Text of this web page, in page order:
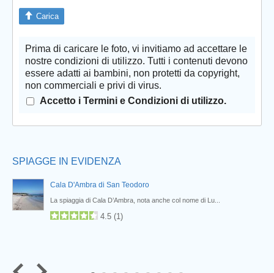
Carica
Prima di caricare le foto, vi invitiamo ad accettare le
nostre condizioni di utilizzo. Tutti i contenuti devono
essere adatti ai bambini, non protetti da copyright,
non commerciali e privi di virus.
Accetto i Termini e Condizioni di utilizzo.
SPIAGGE IN EVIDENZA
Cala D'Ambra di San Teodoro
La spiaggia di Cala D’Ambra, nota anche col nome di Lu...
4.5 (1)
Prev